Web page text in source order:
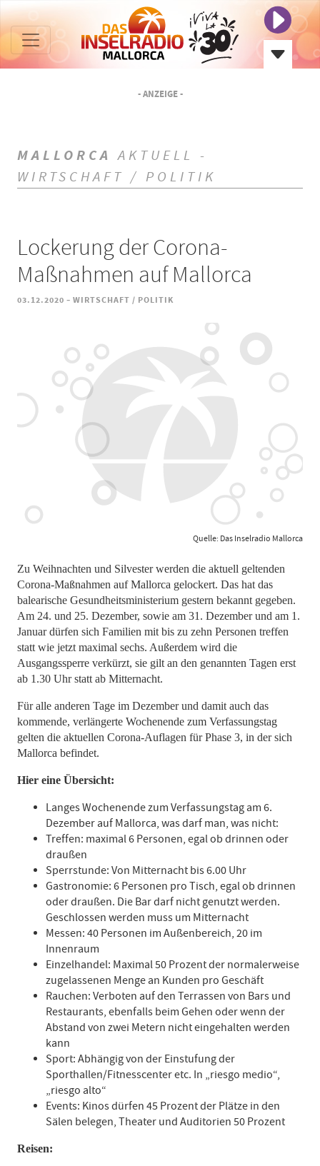
- ANZEIGE -
MALLORCA AKTUELL -
WIRTSCHAFT / POLITIK
Lockerung der Corona-
Maßnahmen auf Mallorca
03.12.2020 - WIRTSCHAFT / POLITIK
Quelle: Das Inselradio Mallorca
Zu Weihnachten und Silvester werden die aktuell geltenden
Corona-Maßnahmen auf Mallorca gelockert. Das hat das
balearische Gesundheitsministerium gestern bekannt gegeben.
Am 24. und 25. Dezember, sowie am 31. Dezember und am 1.
Januar dürfen sich Familien mit bis zu zehn Personen treffen
statt wie jetzt maximal sechs. Außerdem wird die
Ausgangssperre verkürzt, sie gilt an den genannten Tagen erst
ab 1.30 Uhr statt ab Mitternacht.
Für alle anderen Tage im Dezember und damit auch das
kommende, verlängerte Wochenende zum Verfassungstag
gelten die aktuellen Corona-Auflagen für Phase 3, in der sich
Mallorca befindet.
Hier eine Übersicht:
Langes Wochenende zum Verfassungstag am 6.
Dezember auf Mallorca, was darf man, was nicht:
Treffen: maximal 6 Personen, egal ob drinnen oder
draußen
Sperrstunde: Von Mitternacht bis 6.00 Uhr
Gastronomie: 6 Personen pro Tisch, egal ob drinnen
oder draußen. Die Bar darf nicht genutzt werden.
Geschlossen werden muss um Mitternacht
Messen: 40 Personen im Außenbereich, 20 im
Innenraum
Einzelhandel: Maximal 50 Prozent der normalerweise
zugelassenen Menge an Kunden pro Geschäft
Rauchen: Verboten auf den Terrassen von Bars und
Restaurants, ebenfalls beim Gehen oder wenn der
Abstand von zwei Metern nicht eingehalten werden
kann
Sport: Abhängig von der Einstufung der
Sporthallen/Fitnesscenter etc. In „riesgo medio“,
„riesgo alto“
Events: Kinos dürfen 45 Prozent der Plätze in den
Sälen belegen, Theater und Auditorien 50 Prozent
Reisen: